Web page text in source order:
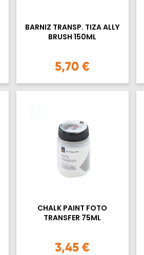
BARNIZ TRANSP. TIZA ALLY
BRUSH 150ML
5,70 €
CHALK PAINT FOTO
TRANSFER 75ML
3,45 €